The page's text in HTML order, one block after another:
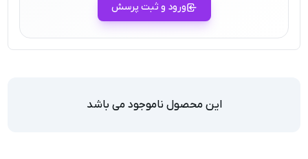
ورود و ثبت پرسش
این محصول ناموجود می باشد